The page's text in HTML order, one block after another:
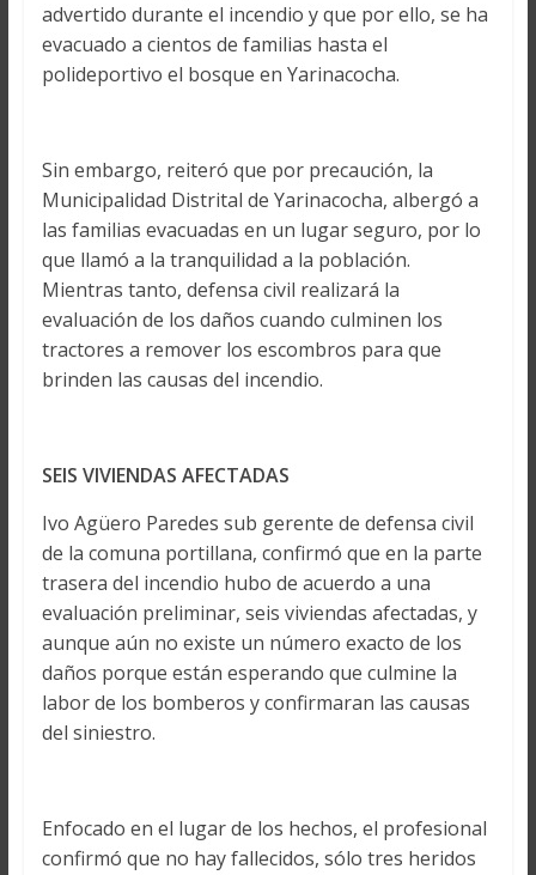
advertido durante el incendio y que por ello, se ha
evacuado a cientos de familias hasta el
polideportivo el bosque en Yarinacocha.
Sin embargo, reiteró que por precaución, la
Municipalidad Distrital de Yarinacocha, albergó a
las familias evacuadas en un lugar seguro, por lo
que llamó a la tranquilidad a la población.
Mientras tanto, defensa civil realizará la
evaluación de los daños cuando culminen los
tractores a remover los escombros para que
brinden las causas del incendio.
SEIS VIVIENDAS AFECTADAS
Ivo Agüero Paredes sub gerente de defensa civil
de la comuna portillana, confirmó que en la parte
trasera del incendio hubo de acuerdo a una
evaluación preliminar, seis viviendas afectadas, y
aunque aún no existe un número exacto de los
daños porque están esperando que culmine la
labor de los bomberos y confirmaran las causas
del siniestro.
Enfocado en el lugar de los hechos, el profesional
confirmó que no hay fallecidos, sólo tres heridos